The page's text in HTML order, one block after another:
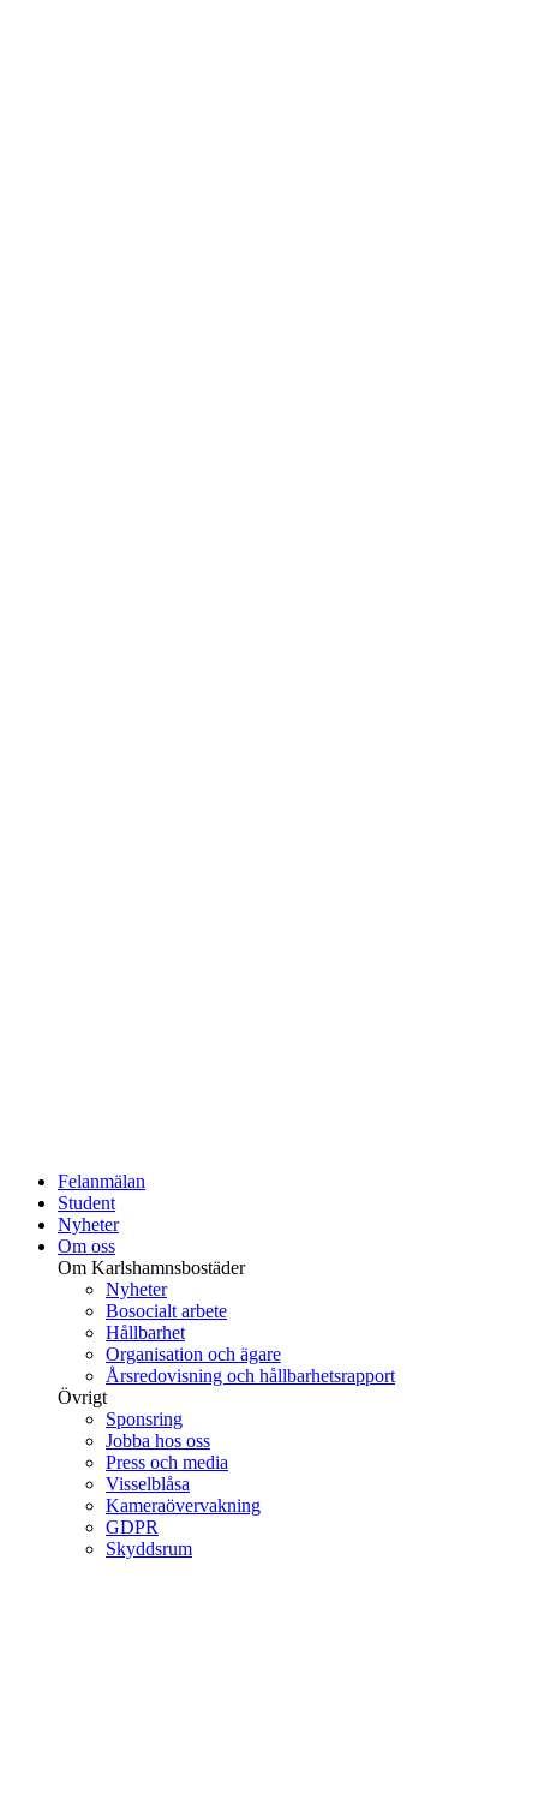
Felanmälan
Student
Nyheter
Om oss
Om Karlshamnsbostäder
Nyheter
Bosocialt arbete
Hållbarhet
Organisation och ägare
Årsredovisning och hållbarhetsrapport
Övrigt
Sponsring
Jobba hos oss
Press och media
Visselblåsa
Kameraövervakning
GDPR
Skyddsrum